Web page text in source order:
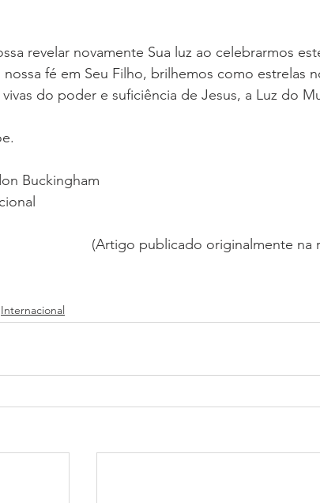
revelar novamente Sua luz ao celebrarmos
fé em Seu Filho, brilhemos como estrelas
do poder e suficiência de Jesus, a Luz do
Buckingham
(Artigo publicado originalmente na
Internacional